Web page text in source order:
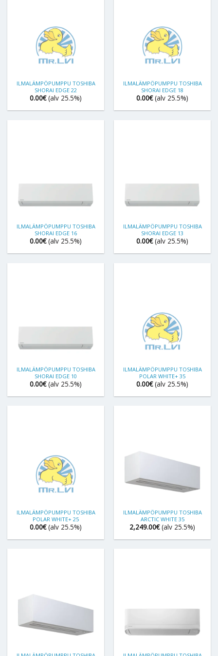
ILMALÄMPÖPUMPPU TOSHIBA
SHORAI EDGE 22
0.00€ (alv 25.5%)
ILMALÄMPÖPUMPPU TOSHIBA
SHORAI EDGE 18
0.00€ (alv 25.5%)
ILMALÄMPÖPUMPPU TOSHIBA
SHORAI EDGE 16
0.00€ (alv 25.5%)
ILMALÄMPÖPUMPPU TOSHIBA
SHORAI EDGE 13
0.00€ (alv 25.5%)
ILMALÄMPÖPUMPPU TOSHIBA
SHORAI EDGE 10
0.00€ (alv 25.5%)
ILMALÄMPÖPUMPPU TOSHIBA
POLAR WHITE+ 35
0.00€ (alv 25.5%)
ILMALÄMPÖPUMPPU TOSHIBA
POLAR WHITE+ 25
0.00€ (alv 25.5%)
ILMALÄMPÖPUMPPU TOSHIBA
ARCTIC WHITE 35
2,249.00€ (alv 25.5%)